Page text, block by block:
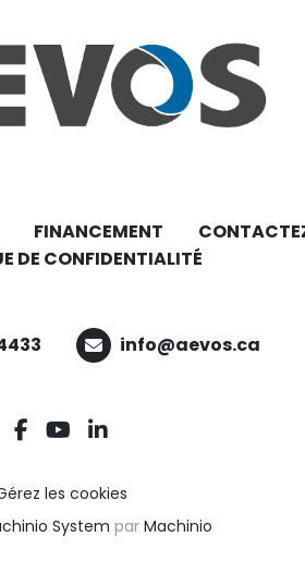
FINANCEMENT
DE CONFIDENTIALITÉ
info@aevos.ca
facebookyoutube
linkedin
les cookies
System par Machinio